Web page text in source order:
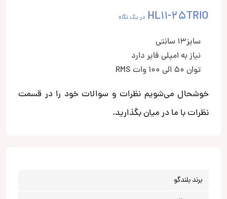
HL11-25TRIO در یک نگاه
سایز13 سانتی
نیاز به امپلی فایر دارد
توان 50 الی 100 وات RMS
خوشحال می‌شویم نظرات و سوالات خود را در قسمت
نظرات با ما در میان بگذارید.
برند بلندگو